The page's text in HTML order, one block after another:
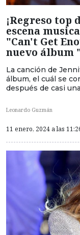
¡Regreso top
escena
"Can't Get
nuevo álbum
La canción de
álbum, el cuál se
después de casi
Leonardo Guzmán
11 enero, 2024 a las